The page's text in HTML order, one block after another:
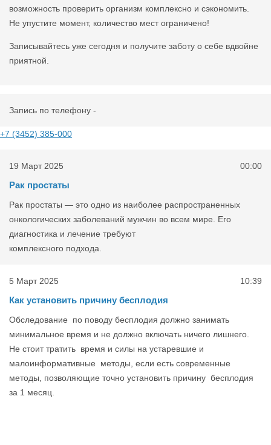
возможность проверить организм комплексно и сэкономить.
Не упустите момент, количество мест ограничено!
Записывайтесь уже сегодня и получите заботу о себе вдвойне
приятной.
Запись по телефону -
+7 (3452) 385-000
19 Март 2025 00:00
Рак простаты
Рак простаты — это одно из наиболее распространенных
онкологических заболеваний мужчин во всем мире. Его
диагностика и лечение требуют
комплексного подхода.
5 Март 2025 10:39
Как установить причину бесплодия
Обследование по поводу бесплодия должно занимать
минимальное время и не должно включать ничего лишнего.
Не стоит тратить время и силы на устаревшие и
малоинформативные методы, если есть современные
методы, позволяющие точно установить причину бесплодия
за 1 месяц.